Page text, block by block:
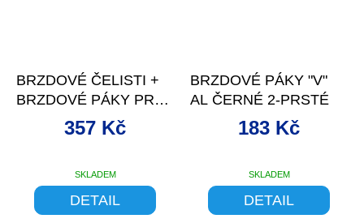
BRZDOVÉ ČELISTI +
BRZDOVÉ PÁKY PRO-
T EVO AL V-BRAK
SKLADEM
357 Kč
DETAIL
BRZDOVÉ PÁKY "V"
AL ČERNÉ 2-PRSTÉ
SKLADEM
183 Kč
DETAIL